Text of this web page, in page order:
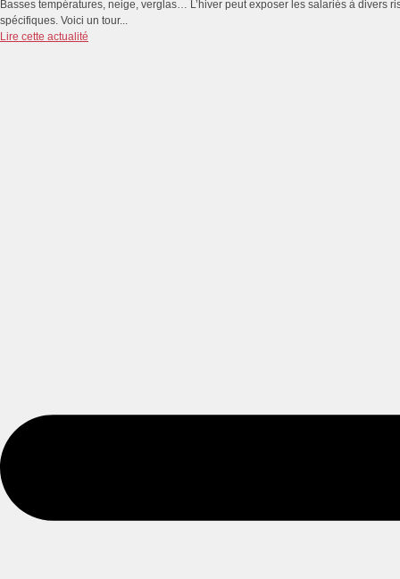
Basses températures, neige, verglas… L’hiver peut exposer les salariés à divers
spécifiques. Voici un tour...
Lire cette actualité